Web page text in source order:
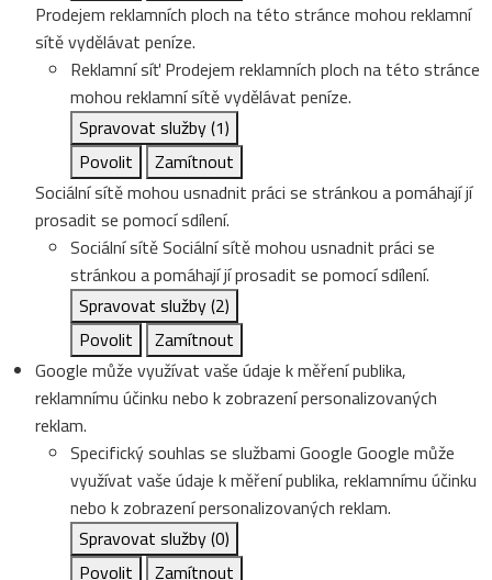
Prodejem reklamních ploch na této stránce mohou reklamní
sítě vydělávat peníze.
Reklamní síť Prodejem reklamních ploch na této stránce
mohou reklamní sítě vydělávat peníze.
Spravovat služby(1)
Povolit
Zamítnout
Sociální sítě mohou usnadnit práci se stránkou a pomáhají jí
prosadit se pomocí sdílení.
Sociální sítěSociální sítě mohou usnadnit práci se
stránkou a pomáhají jí prosadit se pomocí sdílení.
Spravovat služby(2)
Povolit
Zamítnout
Google může využívat vaše údaje k měření publika,
reklamnímu účinku nebo k zobrazení personalizovaných
reklam.
Specifický souhlas se službami Google Google může
využívat vaše údaje k měření publika, reklamnímu účinku
nebo k zobrazení personalizovaných reklam.
Spravovat služby(0)
Povolit
Zamítnout